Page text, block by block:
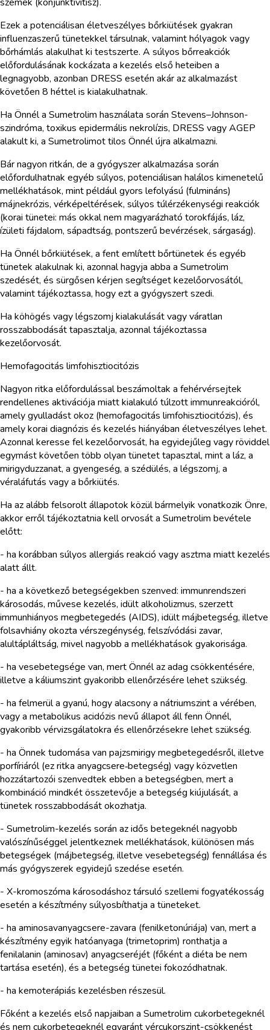
Ezek a potenciálisan életveszélyes bőrkiütések gyakran
influenzaszerű tünetekkel társulnak, valamint hólyagok vagy
bőrhámlás alakulhat ki testszerte. A súlyos bőrreakciók
előfordulásának kockázata a kezelés első heteiben a
legnagyobb, azonban DRESS esetén akár az alkalmazást
követően 8 héttel is kialakulhatnak.
Ha Önnél a Sumetrolim használata során Stevens–Johnson-
szindróma, toxikus epidermális nekrolízis, DRESS vagy AGEP
alakult ki, a Sumetrolimot tilos Önnél újra alkalmazni.
Bár nagyon ritkán, de a gyógyszer alkalmazása során
előfordulhatnak egyéb súlyos, potenciálisan halálos kimenetelű
mellékhatások, mint például gyors lefolyású (fulmináns)
májnekrózis, vérképeltérések, súlyos túlérzékenységi reakciók
(korai tünetei: más okkal nem magyarázható torokfájás, láz,
ízületi fájdalom, sápadtság, pontszerű bevérzések, sárgaság).
Ha Önnél bőrkiütések, a fent említett bőrtünetek és egyéb
tünetek alakulnak ki, azonnal hagyja abba a Sumetrolim
szedését, és sürgősen kérjen segítséget kezelőorvosától,
valamint tájékoztassa, hogy ezt a gyógyszert szedi.
Ha köhögés vagy légszomj kialakulását vagy váratlan
rosszabbodását tapasztalja, azonnal tájékoztassa
kezelőorvosát.
Hemofagocitás limfohisztiocitózis
Nagyon ritka előfordulással beszámoltak a fehérvérsejtek
rendellenes aktivációja miatt kialakuló túlzott immunreakcióról,
amely gyulladást okoz (hemofagocitás limfohisztiocitózis), és
amely korai diagnózis és kezelés hiányában életveszélyes lehet.
Azonnal keresse fel kezelőorvosát, ha egyidejűleg vagy röviddel
egymást követően több olyan tünetet tapasztal, mint a láz, a
mirigyduzzanat, a gyengeség, a szédülés, a légszomj, a
véraláfutás vagy a bőrkiütés.
Ha az alább felsorolt állapotok közül bármelyik vonatkozik Önre,
akkor erről tájékoztatnia kell orvosát a Sumetrolim bevétele
előtt:
- ha korábban súlyos allergiás reakció vagy asztma miatt kezelés
alatt állt.
- ha a következő betegségekben szenved: immunrendszeri
károsodás, művese kezelés, idült alkoholizmus, szerzett
immunhiányos megbetegedés (AIDS), idült májbetegség, illetve
folsavhiány okozta vérszegénység, felszívódási zavar,
alultápláltság, mivel nagyobb a mellékhatások gyakorisága.
- ha vesebetegsége van, mert Önnél az adag csökkentésére,
illetve a káliumszint gyakoribb ellenőrzésére lehet szükség.
- ha felmerül a gyanú, hogy alacsony a nátriumszint a vérében,
vagy a metabolikus acidózis nevű állapot áll fenn Önnél,
gyakoribb vérvizsgálatokra és ellenőrzésekre lehet szükség.
- ha Önnek tudomása van pajzsmirigy megbetegedésről, illetve
porfíriáról (ez ritka anyagcsere‑betegség) vagy közvetlen
hozzátartozói szenvedtek ebben a betegségben, mert a
kombináció mindkét összetevője a betegség kiújulását, a
tünetek rosszabbodását okozhatja.
- Sumetrolim-kezelés során az idős betegeknél nagyobb
valószínűséggel jelentkeznek mellékhatások, különösen más
betegségek (májbetegség, illetve vesebetegség) fennállása és
más gyógyszerek egyidejű szedése esetén.
- X-kromoszóma károsodáshoz társuló szellemi fogyatékosság
esetén a készítmény súlyosbíthatja a tüneteket.
- ha aminosavanyagcsere-zavara (fenilketonúriája) van, mert a
készítmény egyik hatóanyaga (trimetoprim) ronthatja a
fenilalanin (aminosav) anyagcseréjét (főként a diéta be nem
tartása esetén), és a betegség tünetei fokozódhatnak.
- ha kemoterápiás kezelésben részesül.
Főként a kezelés első napjaiban a Sumetrolim cukorbetegeknél
és nem cukorbetegeknél egyaránt vércukorszint-csökkenést